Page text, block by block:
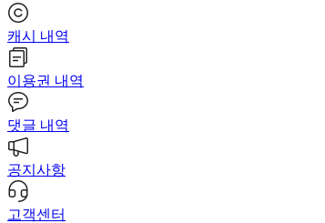
캐시 내역
이용권 내역
댓글 내역
공지사항
고객센터